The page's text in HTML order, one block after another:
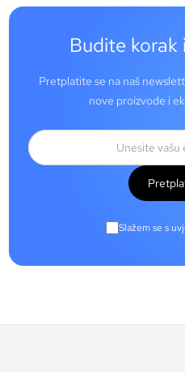
Budite korak
Pretplatite se na naš
nove proizvode i
Slažem se s